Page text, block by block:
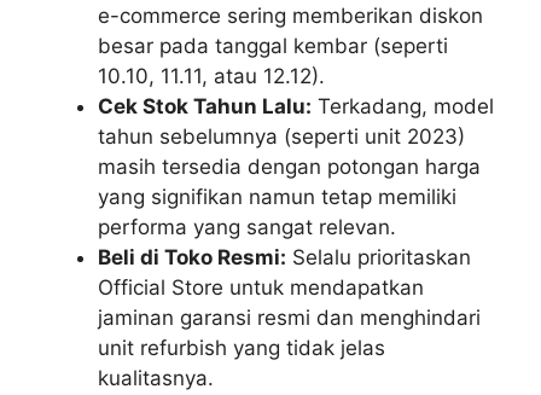
e-commerce sering memberikan diskon
besar pada tanggal kembar (seperti
10.10, 11.11, atau 12.12).
Cek Stok Tahun Lalu: Terkadang, model
tahun sebelumnya (seperti unit 2023)
masih tersedia dengan potongan harga
yang signifikan namun tetap memiliki
performa yang sangat relevan.
Beli di Toko Resmi: Selalu prioritaskan
Official Store untuk mendapatkan
jaminan garansi resmi dan menghindari
unit refurbish yang tidak jelas
kualitasnya.